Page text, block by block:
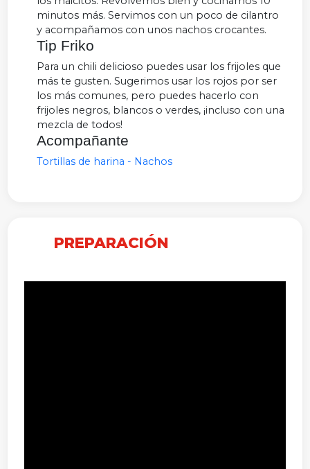
minutos más. Servimos con un poco de cilantro
y acompañamos con unos nachos crocantes.
Tip Friko
Para un chili delicioso puedes usar los frijoles que
más te gusten. Sugerimos usar los rojos por ser
los más comunes, pero puedes hacerlo con
frijoles negros, blancos o verdes, ¡incluso con una
mezcla de todos!
Acompañante
Tortillas de harina - Nachos
PREPARACIÓN